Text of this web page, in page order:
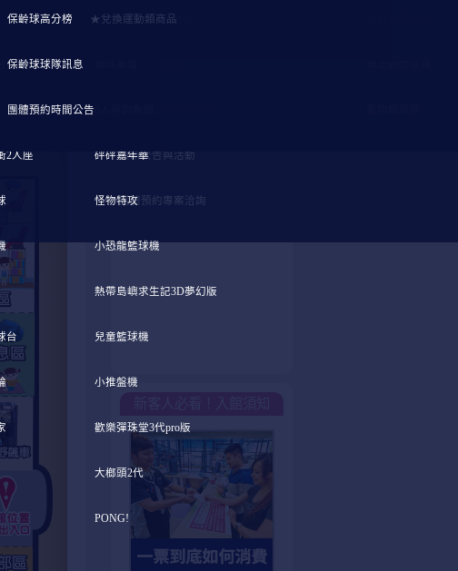
玩樂設施
活動
樓層導覽與玩樂設施
最新公告與活動
團體預約專案洽詢
擊測準
格街機版
2人座
台
親子共乘兒童電動車
砰砰嘉年華
怪物特攻
小恐龍籃球機
熱帶島嶼求生記3D夢幻版
兒童籃球機
小推盤機
歡樂彈珠堂3代pro版
大榔頭2代
PONG!
★兌換運動類商品
保齡球高分榜
保齡球球隊訊息
團體預約時間公告
這裡擁有